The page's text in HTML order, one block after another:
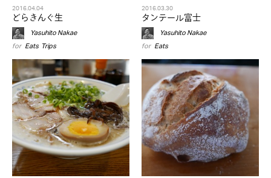
2016.04.04
どらきんぐ生
Yasuhito Nakae
for Eats, Trips
2016.03.30
タンテール富士
Yasuhito Nakae
for Eats